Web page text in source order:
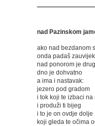
nad Pazinskom
ako nad bezdanom
onda padaš
nad ponorom je
dno je dohvatno
a ima i nastavak:
jezero pod gradom
i tok koji te izbaci
i produži ti bijeg
i to je on ovdje dolje
koji gleda te očima